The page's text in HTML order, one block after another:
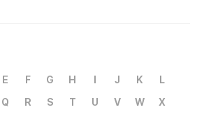
E F G H I J K
L
Q R S T U V W
X